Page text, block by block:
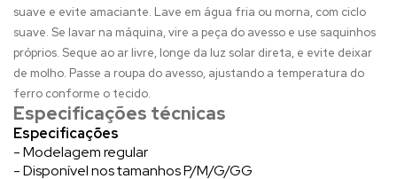
suave e evite amaciante. Lave em água fria ou morna, com ciclo
suave. Se lavar na máquina, vire a peça do avesso e use saquinhos
próprios. Seque ao ar livre, longe da luz solar direta, e evite deixar
de molho. Passe a roupa do avesso, ajustando a temperatura do
ferro conforme o tecido.
Especificações técnicas
Especificações
- Modelagem regular
- Disponível nos tamanhos P/M/G/GG